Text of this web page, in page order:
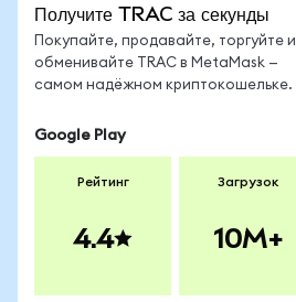
Получите TRAC за секунды
Покупайте, продавайте, торгуйте и
обменивайте TRAC в MetaMask —
самом надёжном криптокошельке.
Google Play
Рейтинг
4.4
Загрузок
10M+